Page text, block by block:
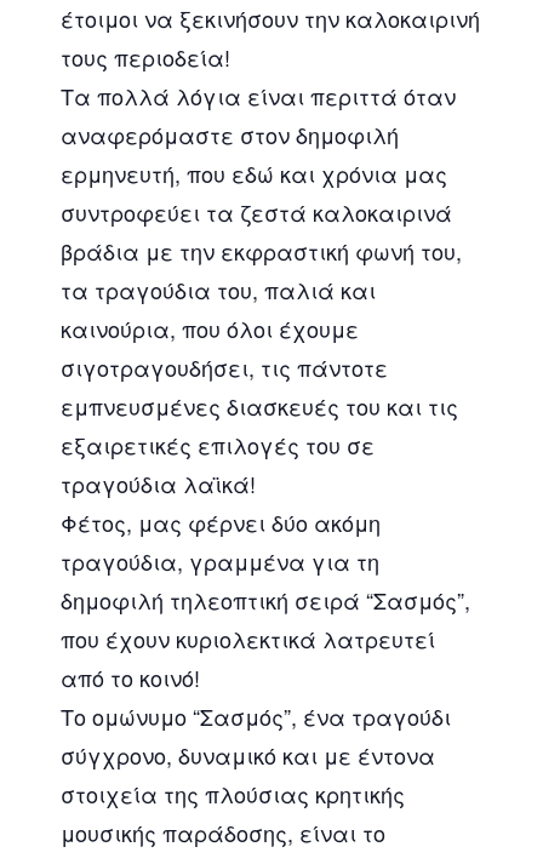
έτοιμοι να ξεκινήσουν την καλοκαιρινή
τους περιοδεία!
Τα πολλά λόγια είναι περιττά όταν
αναφερόμαστε στον δημοφιλή
ερμηνευτή, που εδώ και χρόνια μας
συντροφεύει τα ζεστά καλοκαιρινά
βράδια με την εκφραστική φωνή του,
τα τραγούδια του, παλιά και
καινούρια, που όλοι έχουμε
σιγοτραγουδήσει, τις πάντοτε
εμπνευσμένες διασκευές του και τις
εξαιρετικές επιλογές του σε
τραγούδια λαϊκά!
Φέτος, μας φέρνει δύο ακόμη
τραγούδια, γραμμένα για τη
δημοφιλή τηλεοπτική σειρά “Σασμός”,
που έχουν κυριολεκτικά λατρευτεί
από το κοινό!
Το ομώνυμο “Σασμός”, ένα τραγούδι
σύγχρονο, δυναμικό και με έντονα
στοιχεία της πλούσιας κρητικής
μουσικής παράδοσης, είναι το